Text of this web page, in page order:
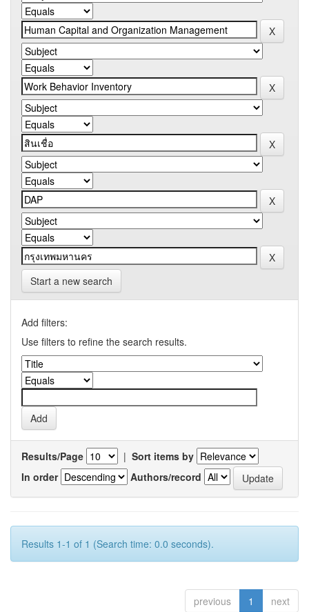
Start a new search
Add filters:
Use filters to refine the search results.
Results/Page | Sort items by
In order
Authors/record
Results 1-1 of 1 (Search time: 0.0 seconds).
previous 1 next